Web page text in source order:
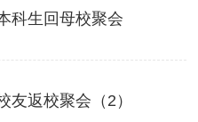
科生回母校聚会
友返校聚会（2）